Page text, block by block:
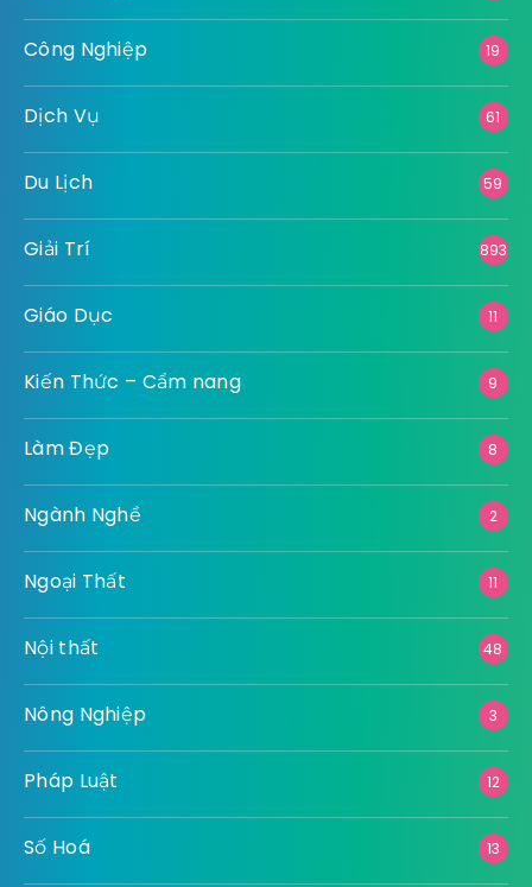
Công Nghiệp 19
Dịch Vụ 61
Du Lịch 59
Giải Trí 893
Giáo Dục 11
Kiến Thức – Cẩm nang 9
Làm Đẹp 8
Ngành Nghề 2
Ngoại Thất 11
Nội thất 48
Nông Nghiệp 3
Pháp Luật 12
Số Hoá 13